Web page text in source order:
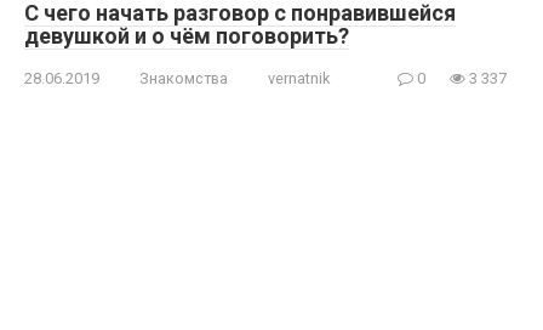
С чего начать разговор с понравившейся
девушкой и о чём поговорить?
28.06.2019 Знакомства vernatnik 0 3 337